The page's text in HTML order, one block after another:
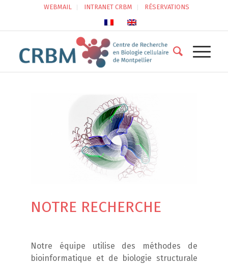
WEBMAIL INTRANET CRBM RÉSERVATIONS
NOTRE RECHERCHE
Notre équipe utilise des méthodes de
bioinformatique et de biologie structurale